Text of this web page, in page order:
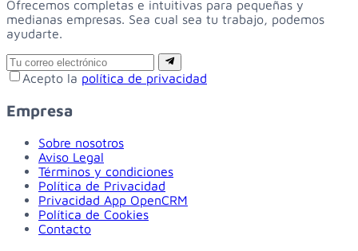
Ofrecemos completas e intuitivas para pequeñas y
medianas empresas. Sea cual sea tu trabajo, podemos
ayudarte.
Email
Suscribirse
Acepto la política de privacidad
Empresa
Sobre nosotros
Aviso Legal
Términos y condiciones
Política de Privacidad
Privacidad App OpenCRM
Política de Cookies
Contacto